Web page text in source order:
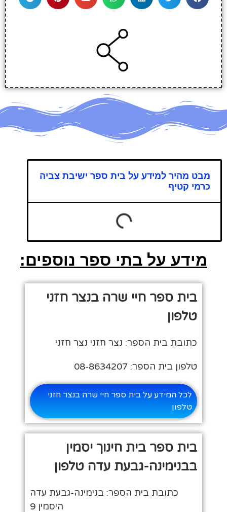
מבט מהיר למידע על בית ספר ישיבת צביה
כרמי קטיף
מידע על בתי ספר נוספים:
בית ספר חיי שרה בנצר חזני
טלפון
כתובת בית הספר: נצר חזני נצר חזני
טלפון בית הספר: 08-8634207
לכל המידע על בית ספר חיי שרה בנצר חזני
טלפון
בית ספר בית חינוך יסמין
בבנימינה-גבעת עדה טלפון
כתובת בית הספר: בנימינה-גבעת עדה
היסמין 9